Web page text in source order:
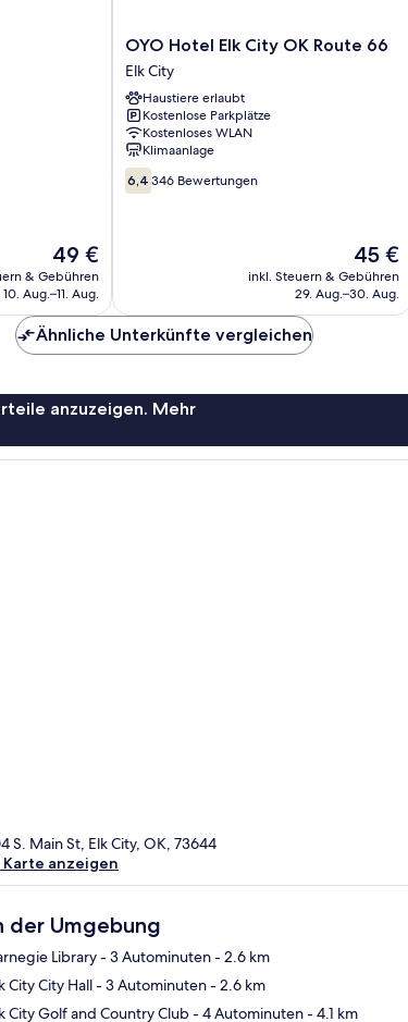
Der
Preis
beträgt
49 €
& Gebühren
10. Aug.–11. Aug.
OYO
Hotel
Elk
City
OK
Route
66
Elk
City
OYO Hotel Elk City OK Route 66
Elk City
Haustiere erlaubt
Kostenlose Parkplätze
Kostenloses WLAN
Klimaanlage
6.4
von
6,4 346 Bewertungen
Der
Preis
beträgt
45 €
inkl. Steuern & Gebühren
29. Aug.–30. Aug.
Ähnliche Unterkünfte vergleichen
anzuzeigen. Mehr
S. Main St, Elk City, OK, 73644
anzeigen
der Umgebung
Library- 3 Autominuten- 2.6 km
City City Hall- 3 Autominuten- 2.6 km
City Golf and Country Club- 4 Autominuten- 4.1 km